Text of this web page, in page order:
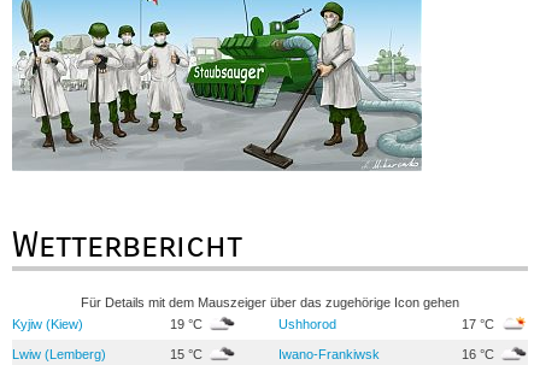
Wetterbericht
Für Details mit dem Mauszeiger über das zugehörige Icon gehen
Kyjiw (Kiew)
19 °C Ushhorod 17 °C
Lwiw (Lemberg) 15 °C Iwano-Frankiwsk 16 °C